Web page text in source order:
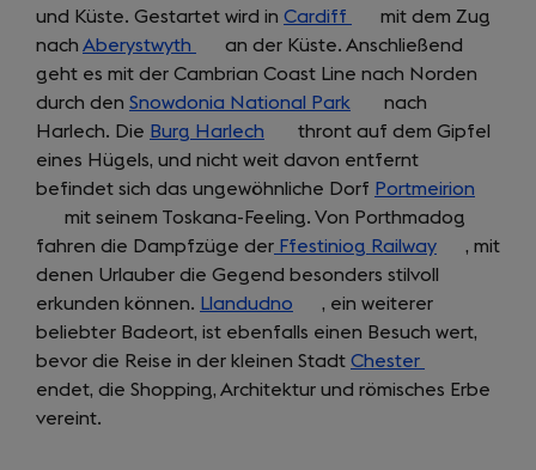
und Küste. Gestartet wird in Cardiff
(opens
in
a
new
tab)
mit dem Zug
nach Aberystwyth
(opens
in
a
new
tab)
an der Küste. Anschließend
geht es mit der Cambrian Coast Line nach Norden
durch den Snowdonia National Park (opens
in
a
new
tab)
nach
Harlech. Die Burg Harlech (opens
in
a
new
tab)
thront auf dem Gipfel
eines Hügels, und nicht weit davon entfernt
befindet sich das ungewöhnliche Dorf Portmeirion
a
mit seinem Toskana-Feeling. Von Porthmadog
fahren die Dampfzüge der Ffestiniog Railway (opens
new
, mit
denen Urlauber die Gegend besonders stilvoll
erkunden können. Llandudno (opens
in
a
new
, ein weiterer
beliebter Badeort, ist ebenfalls einen Besuch wert,
bevor die Reise in der kleinen Stadt Chester
in
endet, die Shopping, Architektur und römisches Erbe
vereint.